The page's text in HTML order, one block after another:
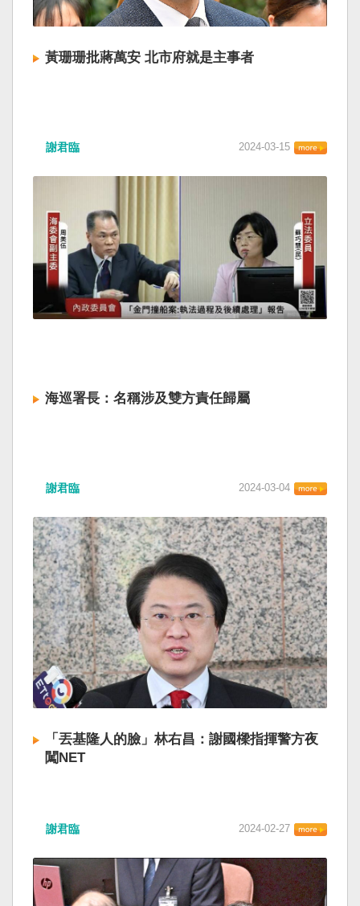
黃珊珊批蔣萬安 北市府就是主事者
謝君臨 2024-03-15
海巡署長：名稱涉及雙方責任歸屬
謝君臨 2024-03-04
「丟基隆人的臉」林右昌：謝國樑指揮警方夜
闖NET
謝君臨 2024-02-27